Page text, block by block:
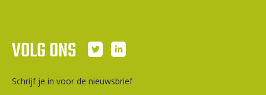
VOLG ONS
Schrijf je in voor de nieuwsbrief